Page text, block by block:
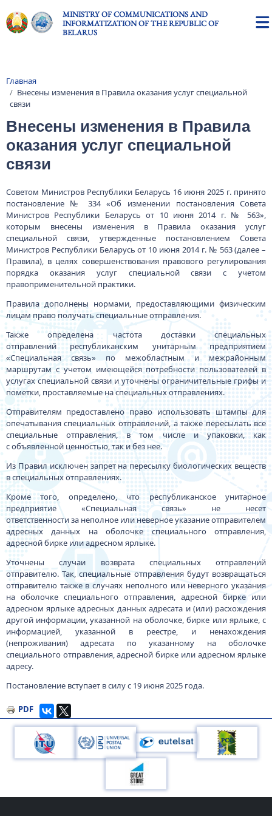
MINISTRY OF COMMUNICATIONS AND
INFORMATIZATION OF THE REPUBLIC OF
BELARUS
Breadcrumb
Главная
Внесены изменения в Правила оказания услуг специальной
связи
Внесены изменения в Правила
оказания услуг специальной
связи
Советом Министров Республики Беларусь 16 июня 2025 г. принято
постановление № 334 «Об изменении постановления Совета
Министров Республики Беларусь от 10 июня 2014 г. № 563»,
которым внесены изменения в Правила оказания услуг
специальной связи, утвержденные постановлением Совета
Министров Республики Беларусь от 10 июня 2014 г. № 563 (далее –
Правила), в целях совершенствования правового регулирования
порядка оказания услуг специальной связи с учетом
правоприменительной практики.
Правила дополнены нормами, предоставляющими физическим
лицам право получать специальные отправления.
Также определена частота доставки специальных
отправлений республиканским унитарным предприятием
«Специальная связь» по межобластным и межрайонным
маршрутам с учетом имеющейся потребности пользователей в
услугах специальной связи и уточнены ограничительные грифы и
пометки, проставляемые на специальных отправлениях.
Отправителям предоставлено право использовать штампы для
опечатывания специальных отправлений, а также пересылать все
специальные отправления, в том числе и упаковки, как
с объявленной ценностью, так и без нее.
Из Правил исключен запрет на пересылку биологических веществ
в специальных отправлениях.
Кроме того, определено, что республиканское унитарное
предприятие «Специальная связь» не несет
ответственности за неполное или неверное указание отправителем
адресных данных на оболочке специального отправления,
адресной бирке или адресном ярлыке.
Уточнены случаи возврата специальных отправлений
отправителю. Так, специальные отправления будут возвращаться
отправителю также в случаях неполного или неверного указания
на оболочке специального отправления, адресной бирке или
адресном ярлыке адресных данных адресата и (или) расхождения
другой информации, указанной на оболочке, бирке или ярлыке, с
информацией, указанной в реестре, и ненахождения
(непроживания) адресата по указанному на оболочке
специального отправления, адресной бирке или адресном ярлыке
адресу.
Постановление вступает в силу с 19 июня 2025 года.
PDF